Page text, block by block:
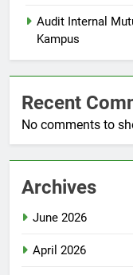
Audit Internal
Kampus
Recent
No comments to
Archives
June 2026
April 2026